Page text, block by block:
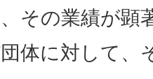
その業績が顕
体に対して、